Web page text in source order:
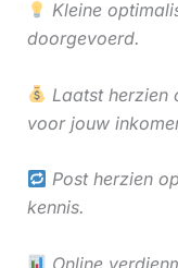
Kleine
doorgevoerd.
Laatst herzien
voor jouw
Post herzien
kennis.
Online